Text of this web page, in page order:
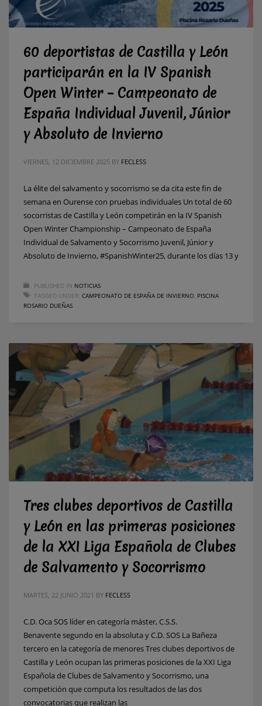
60 deportistas de Castilla y León
participarán en la IV Spanish
Open Winter – Campeonato de
España Individual Juvenil, Júnior
y Absoluto de Invierno
VIERNES, 12 DICIEMBRE 2025 BY FECLESS
La élite del salvamento y socorrismo se da cita este fin de
semana en Ourense con pruebas individuales Un total de 60
socorristas de Castilla y León competirán en la IV Spanish
Open Winter Championship – Campeonato de España
Individual de Salvamento y Socorrismo Juvenil, Júnior y
Absoluto de Invierno, #SpanishWinter25, durante los días 13 y
PUBLISHED IN NOTICIAS
TAGGED UNDER: CAMPEONATO DE ESPAÑA DE INVIERNO PISCINA
ROSARIO DUEÑAS
Tres clubes deportivos de Castilla
y León en las primeras posiciones
de la XXI Liga Española de Clubes
de Salvamento y Socorrismo
MARTES, 22 JUNIO 2021 BY FECLESS
C.D. Oca SOS líder en categoría máster, C.S.S.
Benavente segundo en la absoluta y C.D. SOS La Bañeza
tercero en la categoría de menores Tres clubes deportivos de
Castilla y León ocupan las primeras posiciones de la XXI Liga
Española de Clubes de Salvamento y Socorrismo, una
competición que computa los resultados de las dos
convocatorias que realizan las